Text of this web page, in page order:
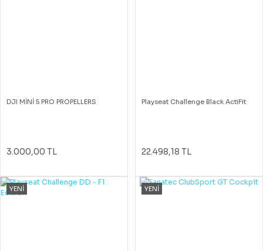
DJI MİNİ 5 PRO PROPELLERS
3.000,00 TL
Playseat Challenge Black ActiFit
22.498,18 TL
YENİ YENİ